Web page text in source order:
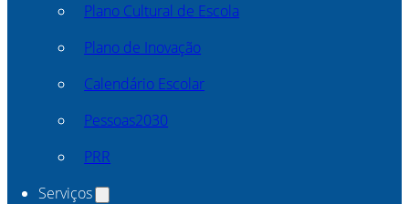
Plano Cultural de Escola
Plano de Inovação
Calendário Escolar
Pessoas2030
PRR
Serviços